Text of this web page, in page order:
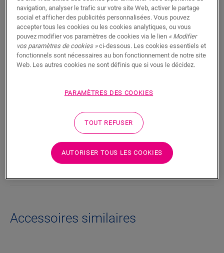
RECHERCHER
Fonctionnalités du produit
Cette moulure est une plinthe discrète et résistante à l’eau qui
correspond parfaitement à la couleur de votre sol. Une
poser avec la colle One4All. La moulure est également
Dimensions
Accessoires similaires
navigation, analyser le trafic sur votre site Web, activer le partage
social et afficher des publicités personnalisées. Vous pouvez
accepter tous les cookies ou les cookies analytiques, ou vous
pouvez modifier vos paramètres de cookies via le lien « Modifier
vos paramètres de cookies »ci-dessous. Les cookies essentiels et
fonctionnels sont nécessaires au bon fonctionnement de notre site
Web. Les autres cookies ne sont définis que si vous le décidez.
PARAMÈTRES DES COOKIES
TOUT REFUSER
AUTORISER TOUS LES COOKIES